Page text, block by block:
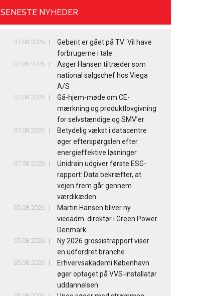
SENESTE NYHEDER
07.08.2026
Geberit er gået på TV: Vil have
forbrugerne i tale
07.08.2026
Asger Hansen tiltræder som
national salgschef hos Viega
A/S
07.08.2026
Gå-hjem-møde om CE-
mærkning og produktlovgivning
for selvstændige og SMV’er
07.08.2026
Betydelig vækst i datacentre
øger efterspørgslen efter
energieffektive løsninger
07.08.2026
Unidrain udgiver første ESG-
rapport: Data bekræfter, at
vejen frem går gennem
værdikæden
05.08.2026
Martin Hansen bliver ny
viceadm. direktør i Green Power
Denmark
05.08.2026
Ny 2026 grossistrapport viser
en udfordret branche
05.08.2026
Erhvervsakademi København
øger optaget på VVS-installatør
uddannelsen